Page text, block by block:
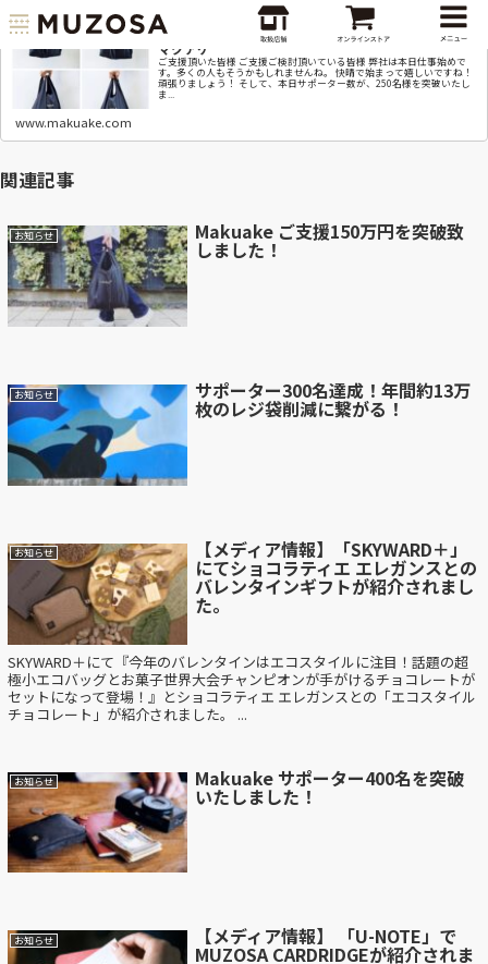
Makuake｜サポーター250名様突破致しました！！｜
マクアケ
ご支援頂いた皆様 ご支援ご検討頂いている皆様 弊社は本日仕事始めで
す。多くの人もそうかもしれませんね。 快晴で始まって嬉しいですね！
頑張りましょう！ そして、本日サポーター数が、250名様を突破いたし
ま...
www.makuake.com
関連記事
お知らせ Makuake ご支援150万円を突破致
しました！
お知らせ サポーター300名達成！年間約13万
枚のレジ袋削減に繋がる！
お知らせ 【メディア情報】「SKYWARD＋」
にてショコラティエ エレガンスとの
バレンタインギフトが紹介されまし
た。
SKYWARD＋にて『今年のバレンタインはエコスタイルに注目！話題の超
極小エコバッグとお菓子世界大会チャンピオンが手がけるチョコレートが
セットになって登場！』とショコラティエ エレガンスとの「エコスタイル
チョコレート」が紹介されました。 ...
お知らせ Makuake サポーター400名を突破
いたしました！
お知らせ 【メディア情報】 「U-NOTE」で
MUZOSA CARDRIDGEが紹介されま